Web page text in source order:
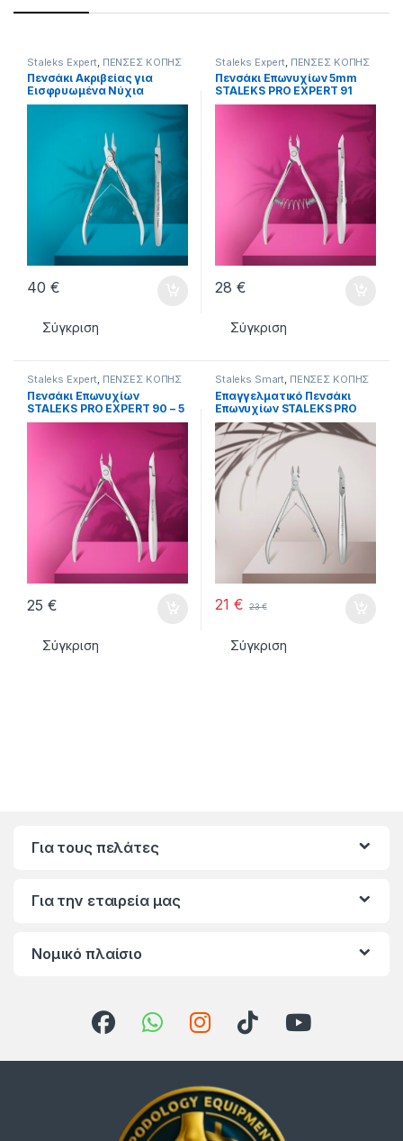
Staleks Expert ΠΕΝΣΕΣ KOΠΗΣ
Πενσάκι Ακριβείας για
Εισφρυωμένα Νύχια
STALEKS PODO 30 18mm
40 €
Σύγκριση
Staleks Expert ΠΕΝΣΕΣ KOΠΗΣ
Πενσάκι Επωνυχίων 5mm
STALEKS PRO EXPERT 91
28 €
Σύγκριση
Staleks Expert, ΠΕΝΣΕΣ KOΠΗΣ
Πενσάκι Επωνυχίων
STALEKS PRO EXPERT 90 – 5
mm
25 €
Σύγκριση
Staleks Smart, ΠΕΝΣΕΣ KOΠΗΣ
Επαγγελματικό Πενσάκι
Επωνυχίων STALEKS PRO
SMART 10 – 7 mm
21 € 23€
Σύγκριση
Για τους πελάτες
Για την εταιρεία μας
Νομικό πλαίσιο